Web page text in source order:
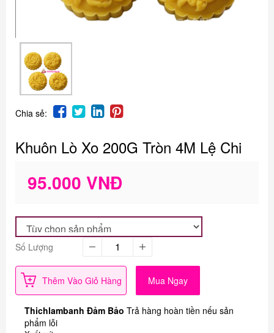
Chia sẻ:
Khuôn Lò Xo 200G Tròn 4M Lệ Chi
95.000 VNĐ
Số Lượng
Thêm Vào Giỏ Hàng Mua Ngay
Thichlambanh Đảm Bảo Trả hàng hoàn tiền nếu sản
phẩm lỗi